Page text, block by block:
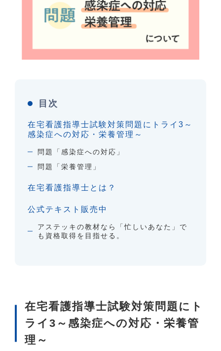
目次
在宅看護指導士試験対策問題にトライ3～
感染症への対応・栄養管理～
問題「感染症への対応」
問題「栄養管理」
在宅看護指導士とは？
公式テキスト販売中
アステッキの教材なら「忙しいあなた」で
も資格取得を目指せる。
在宅看護指導士試験対策問題にト
ライ3～感染症への対応・栄養管
理～